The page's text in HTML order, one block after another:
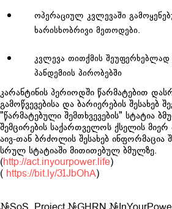
ოპერაციულ კვლევაში
ხარისხობრივი მეთოდები.
კვლევა თითქმის
პანდემიის პირობებში
კარანტინის პერიოდში წარმატებით
გამოწვევებისა და ბარიერების შესახებ
"წარმატებული შემთხვევების" სტატია
შემცირების საქართველოს ქსელის მიერ
აივ-თან ბრძოლის შესახებ
სრულ სტატიაში მითითებულ ბმულზე.
(http://act.inyourpower.life)
( https://bit.ly/31JbOhA)